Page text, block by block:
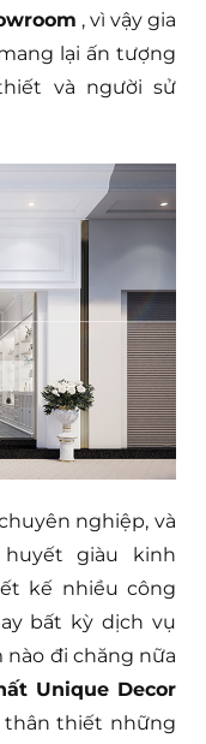
, vì vậy gia
lại ấn tượng
và người sử
nghiệp, và
giàu kinh
kế nhiều công
bất kỳ dịch vụ
đi chăng nữa
Unique Decor
thân thiết những